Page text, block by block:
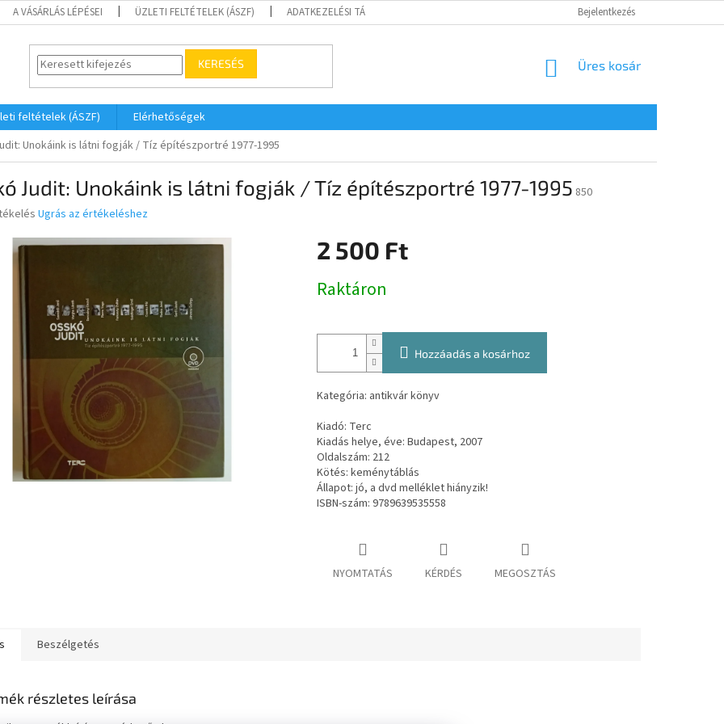
A VÁSÁRLÁS LÉPÉSEI ÜZLETI FELTÉTELEK (ÁSZF) ADATKEZELÉSI TÁJÉKOZTATÓ Bejelentkezés
KERESÉS KOSÁR
Üres kosár
feltételek (ÁSZF)
Elérhetőségek
Unokáink is látni fogják / Tíz építészportré 1977-1995
Judit: Unokáink is látni fogják / Tíz építészportré 1977-1995 850
Ugrás az értékeléshez
2 500 Ft
Raktáron
Hozzáadás a kosárhoz
Kategória: antikvár könyv
Kiadó: Terc
Kiadás helye, éve: Budapest, 2007
Oldalszám: 212
Kötés: keménytáblás
Állapot: jó, a dvd melléklet hiányzik!
ISBN-szám: 9789639535558
NYOMTATÁS KÉRDÉS MEGOSZTÁS
Beszélgetés
részletes leírása